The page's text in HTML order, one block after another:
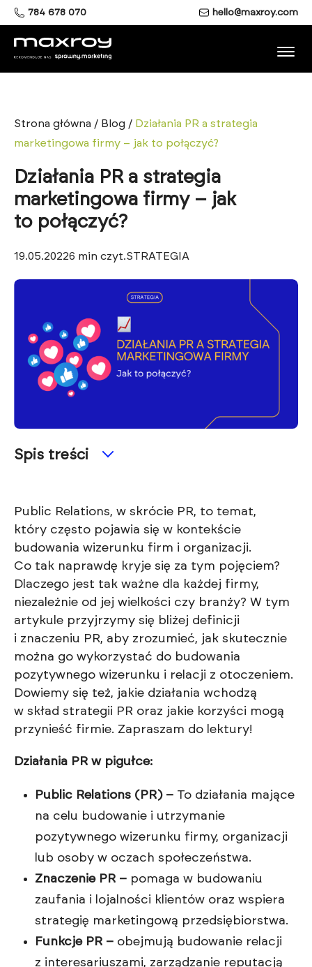
784 678 070 hello@maxroy.com
Strona główna / Blog / Działania PR a strategia
marketingowa firmy – jak to połączyć?
Działania PR a strategia
marketingowa firmy – jak
to połączyć?
19.05.20226 min czyt.STRATEGIA
Spis treści
Public Relations, w skrócie PR, to temat,
który często pojawia się w kontekście
budowania wizerunku firm i organizacji.
Co tak naprawdę kryje się za tym pojęciem?
Dlaczego jest tak ważne dla każdej firmy,
niezależnie od jej wielkości czy branży? W tym
artykule przyjrzymy się bliżej definicji
i znaczeniu PR, aby zrozumieć, jak skutecznie
można go wykorzystać do budowania
pozytywnego wizerunku i relacji z otoczeniem.
Dowiemy się też, jakie działania wchodzą
w skład strategii PR oraz jakie korzyści mogą
przynieść firmie. Zapraszam do lektury!
Działania PR w pigułce:
Public Relations (PR) – To działania mające
na celu budowanie i utrzymanie
pozytywnego wizerunku firmy, organizacji
lub osoby w oczach społeczeństwa.
Znaczenie PR – pomaga w budowaniu
zaufania i lojalności klientów oraz wspiera
strategię marketingową przedsiębiorstwa.
Funkcje PR – obejmują budowanie relacji
z interesariuszami, zarządzanie reputacją